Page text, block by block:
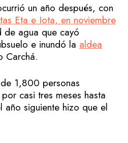
un año después, con
Eta e Iota, en noviembre
de agua que cayó
e inundó la aldea
Carchá.
1,800 personas
casi tres meses hasta
siguiente hizo que el